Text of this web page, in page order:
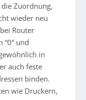
Zuordnung,
wieder neu
Router
“0“ und
in
auch feste
binden.
wie Druckern,